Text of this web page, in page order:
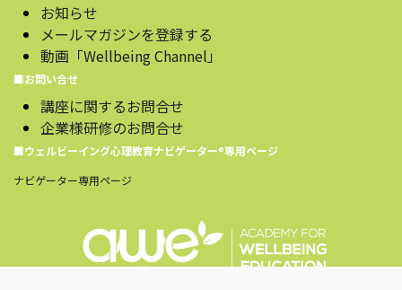
お知らせ
メールマガジンを登録する
動画「Wellbeing Channel」
■お問い合せ
講座に関するお問合せ
企業様研修のお問合せ
■ウェルビーイング心理教育ナビゲーター®️専用ページ
ナビゲーター専用ページ